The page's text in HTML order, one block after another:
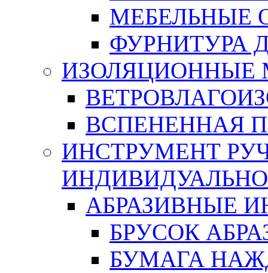
МЕБЕЛЬНЫЕ
ФУРНИТУРА
ИЗОЛЯЦИОННЫЕ
ВСПЕНЕННАЯ
ИНСТРУМЕНТ
АБРАЗИВНЫЕ
БРУСОК
БУМАГА